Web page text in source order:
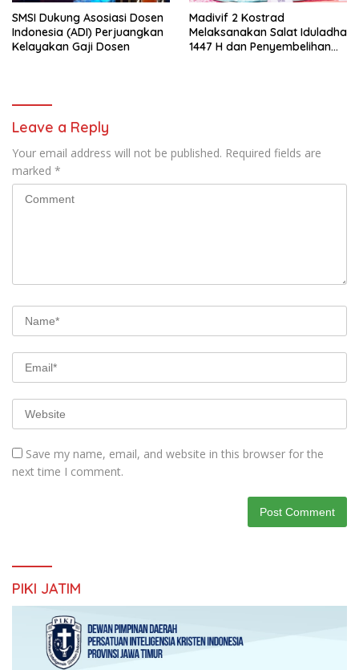
SMSI Dukung Asosiasi Dosen
Indonesia (ADI) Perjuangkan
Kelayakan Gaji Dosen
Madivif 2 Kostrad
Melaksanakan Salat Iduladha
1447 H dan Penyembelihan
Leave a Reply
Your email address will not be published. Required fields are
marked *
Save my name, email, and website in this browser for the
next time I comment.
PIKI JATIM